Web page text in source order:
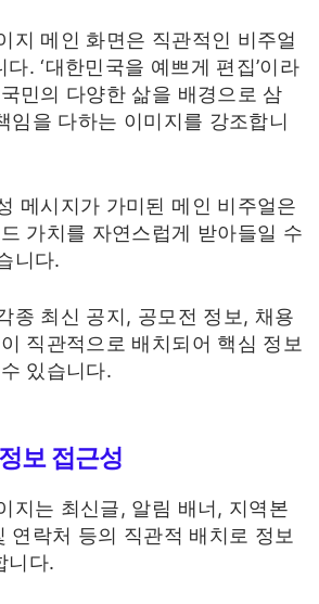
지 메인 화면은 직관적인 비주얼
. ‘대한민국을 예쁘게 편집’이라
민의 다양한 삶을 배경으로 삼
임을 다하는 이미지를 강조합니
메시지가 가미된 메인 비주얼은
가치를 자연스럽게 받아들일 수
니다.
종 최신 공지, 공모전 정보, 채용
직관적으로 배치되어 핵심 정보
있습니다.
보 접근성
지는 최신글, 알림 배너, 지역본
연락처 등의 직관적 배치로 정보
니다.